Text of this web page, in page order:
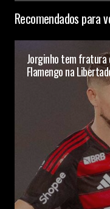
Recomendados para
Jorginho tem fratura
Flamengo na